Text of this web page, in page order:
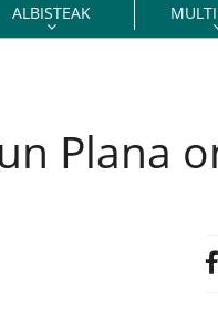
ALBISTEAK
Plana